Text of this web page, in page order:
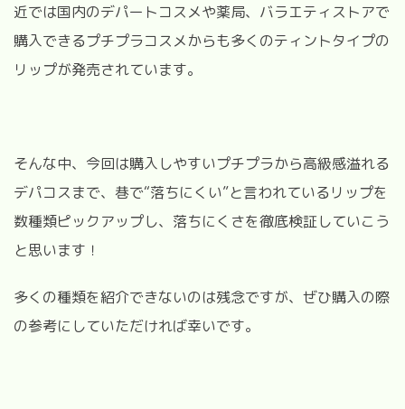
近では国内のデパートコスメや薬局、バラエティストアで
購入できるプチプラコスメからも多くのティントタイプの
リップが発売されています。
そんな中、今回は購入しやすいプチプラから高級感溢れる
デパコスまで、巷で“落ちにくい”と言われているリップを
数種類ピックアップし、落ちにくさを徹底検証していこう
と思います！
多くの種類を紹介できないのは残念ですが、ぜひ購入の際
の参考にしていただければ幸いです。